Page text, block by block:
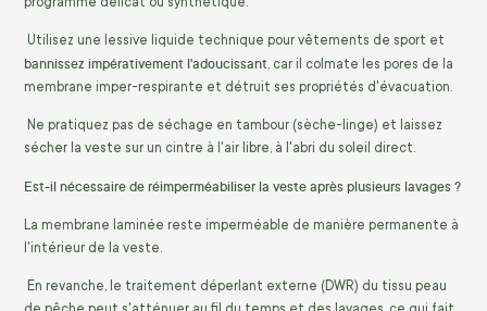
Utilisez une lessive liquide technique pour vêtements de sport et
bannissez impérativement l'adoucissant , car il colmate les pores de la
membrane imper-respirante et détruit ses propriétés d'évacuation.
Ne pratiquez pas de séchage en tambour (sèche-linge) et laissez
sécher la veste sur un cintre à l'air libre, à l'abri du soleil direct.
Est-il nécessaire de réimperméabiliser la veste après plusieurs lavages ?
La membrane laminée reste imperméable de manière permanente à
l'intérieur de la veste.
En revanche, le traitement déperlant externe (DWR) du tissu peau